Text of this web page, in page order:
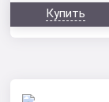
Купить